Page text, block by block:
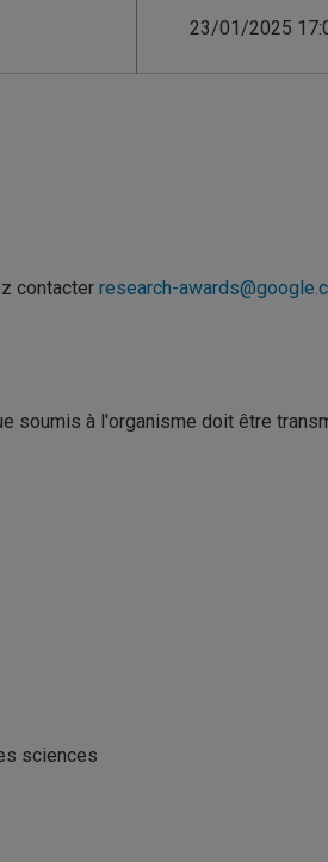
23/01/2025
contacter research-
soumis à l'organisme doit être
sciences